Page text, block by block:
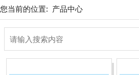
您当前的位置: 产品中心